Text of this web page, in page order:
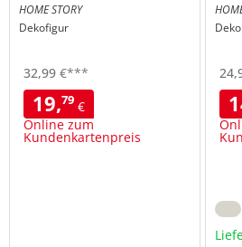
HOME STORY
Dekofigur
32,99 €***
19,79 €
Online zum
Kundenkartenpreis
24,